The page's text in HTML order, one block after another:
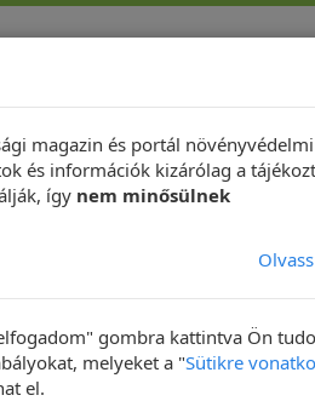
Fotópályázat Technika
magazin és portál
és információk kizárólag a
így nem minősülnek
gombra kattintva Ön
melyeket a "Sütikre
el.